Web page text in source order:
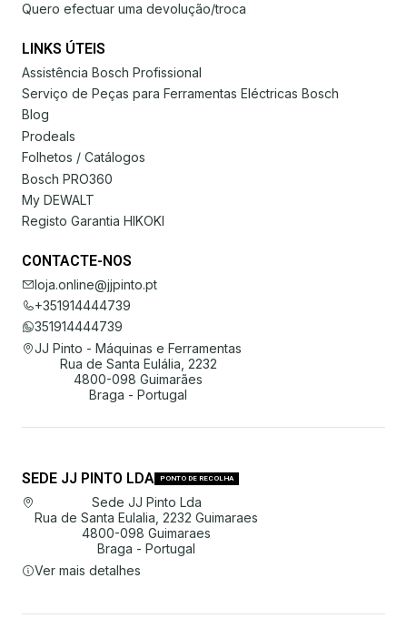
Quero efectuar uma devolução/troca
LINKS ÚTEIS
Assistência Bosch Profissional
Serviço de Peças para Ferramentas Eléctricas Bosch
Blog
Prodeals
Folhetos / Catálogos
Bosch PRO360
My DEWALT
Registo Garantia HIKOKI
CONTACTE-NOS
loja.online@jjpinto.pt
+351914444739
351914444739
JJ Pinto - Máquinas e Ferramentas
Rua de Santa Eulália, 2232
4800-098 Guimarães
Braga - Portugal
SEDE JJ PINTO LDA PONTO DE RECOLHA
Sede JJ Pinto Lda
Rua de Santa Eulalia, 2232 Guimaraes
4800-098 Guimaraes
Braga - Portugal
Ver mais detalhes